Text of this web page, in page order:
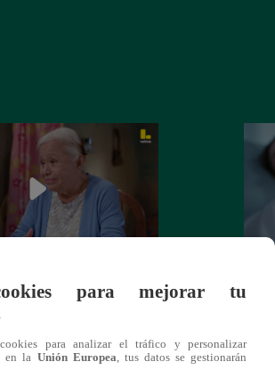
capítulo 43: ¡Dolores
decisión por el futuro de
para mejorar tu
para analizar el tráfico y personalizar
en la Unión Europea, tus datos se gestionarán